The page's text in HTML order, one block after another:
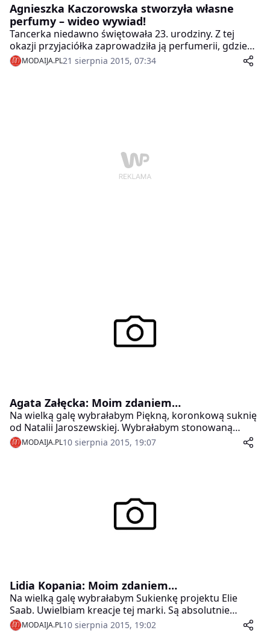
Agnieszka Kaczorowska stworzyła własne
perfumy – wideo wywiad!
Tancerka niedawno świętowała 23. urodziny. Z tej
okazji przyjaciółka zaprowadziła ją perfumerii, gdzie
mogła stworzyć swój własny zapach. Agnieszka
Kaczorowska była zachwycona taką możliwością, tym
MODAIJA.PL21 sierpnia 2015, 07:34
Agata Załęcka: Moim zdaniem…
Na wielką galę wybrałabym Piękną, koronkową suknię
od Natalii Jaroszewskiej. Wybrałabym stonowaną
elegancję
MODAIJA.PL10 sierpnia 2015, 19:07
Lidia Kopania: Moim zdaniem…
Na wielką galę wybrałabym Sukienkę projektu Elie
Saab. Uwielbiam kreacje tej marki. Są absolutnie
wyjątkowe, piękne, zmysłowe i trochę jakby nie z tego
świata Pod sukienkę na pewno włożyłabym bieliznę
MODAIJA.PL10 sierpnia 2015, 19:02